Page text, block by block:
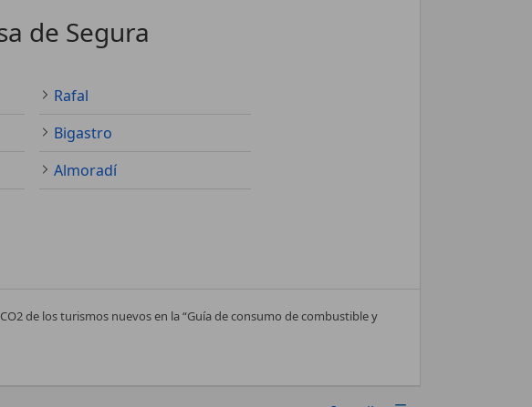
de Segura
Rafal
Bigastro
Almoradí
de los turismos nuevos en la “Guía de consumo de combustible y